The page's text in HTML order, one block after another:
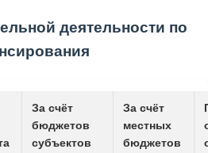
деятельности по
За счёт
бюджетов
субъектов
За счёт
местных
бюджетов